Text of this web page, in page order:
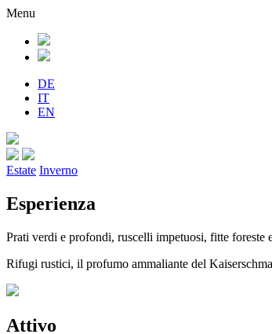
Menu
DE
IT
EN
Estate Inverno
Esperienza
Prati verdi e profondi, ruscelli impetuosi, fitte foreste
Rifugi rustici, il profumo ammaliante del
Attivo